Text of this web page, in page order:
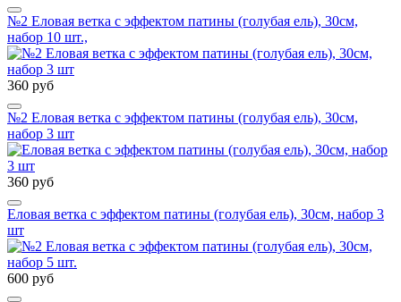
№2 Еловая ветка с эффектом патины (голубая ель), 30см,
набор 10 шт.,
360 руб
№2 Еловая ветка с эффектом патины (голубая ель), 30см,
набор 3 шт
360 руб
Еловая ветка с эффектом патины (голубая ель), 30см, набор 3
шт
600 руб